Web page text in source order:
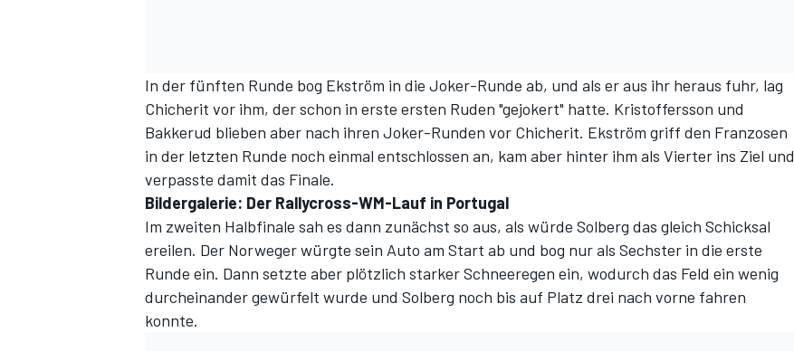
In der fünften Runde bog Ekström in die Joker-Runde ab, und als er aus ihr heraus fuhr, lag
Chicherit vor ihm, der schon in erste ersten Ruden "gejokert" hatte. Kristoffersson und
Bakkerud blieben aber nach ihren Joker-Runden vor Chicherit. Ekström griff den Franzosen
in der letzten Runde noch einmal entschlossen an, kam aber hinter ihm als Vierter ins Ziel und
verpasste damit das Finale.
Bildergalerie: Der Rallycross-WM-Lauf in Portugal
Im zweiten Halbfinale sah es dann zunächst so aus, als würde Solberg das gleich Schicksal
ereilen. Der Norweger würgte sein Auto am Start ab und bog nur als Sechster in die erste
Runde ein. Dann setzte aber plötzlich starker Schneeregen ein, wodurch das Feld ein wenig
durcheinander gewürfelt wurde und Solberg noch bis auf Platz drei nach vorne fahren
konnte.